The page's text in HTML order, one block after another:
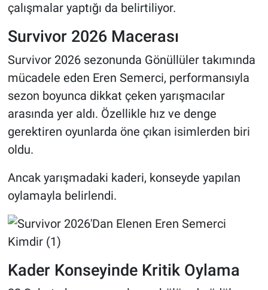
çalışmalar yaptığı da belirtiliyor.
Survivor 2026 Macerası
Survivor 2026 sezonunda Gönüllüler takımında
mücadele eden Eren Semerci, performansıyla
sezon boyunca dikkat çeken yarışmacılar
arasında yer aldı. Özellikle hız ve denge
gerektiren oyunlarda öne çıkan isimlerden biri
oldu.
Ancak yarışmadaki kaderi, konseyde yapılan
oylamayla belirlendi.
Kader Konseyinde Kritik Oylama